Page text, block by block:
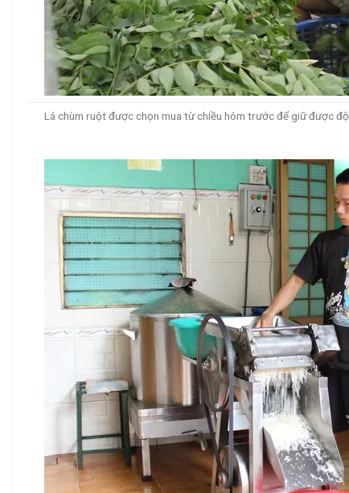
Lá chùm ruột được chọn mua từ chiều hôm trước để giữ được